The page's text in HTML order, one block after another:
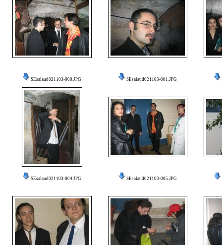
SEsalaud021103-000.JPG SEsalaud021103-001.JPG
SEsalaud021103-004.JPG SEsalaud021103-005.JPG